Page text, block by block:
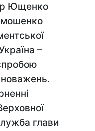
Ющенко
–
глави